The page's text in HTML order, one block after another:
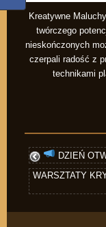
Kreatywne
twórczego
nieskończonych
czerpali radość z
technikami
DZIEŃ
WARSZTATY